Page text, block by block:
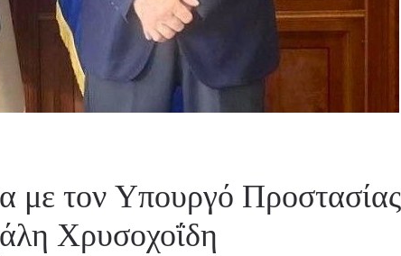
με τον Υπουργό Προστασίας
Χρυσοχοΐδη